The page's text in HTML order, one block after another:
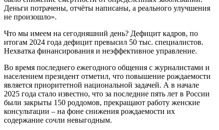
Деньги потрачены, отчёты написаны, а реального улучшения
не произошло».
Что мы имеем на сегодняшний день? Дефицит кадров, по
итогам 2024 года дефицит превысил 50 тыс. специалистов.
Нехватка финансирования и неэффективное управление.
Во время последнего ежегодного общения с журналистами и
населением президент отметил, что повышение рождаемости
является приоритетной национальной задачей. А в начале
2025 года стало известно, что за последние пять лет в России
были закрыты 150 роддомов, прекращают работу женские
консультации – на фоне снижения рождаемости их
содержание сочли невыгодным.